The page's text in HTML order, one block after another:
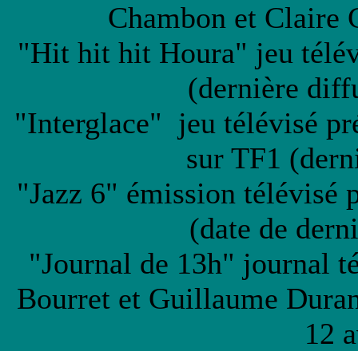
Chambon et Claire
"Hit hit hit Houra" jeu
(dernière
"Interglace" jeu télévisé
sur TF1
"Jazz 6" émission télévisé
(date de
"Journal de 13h" journal
Bourret et Guillaume
12